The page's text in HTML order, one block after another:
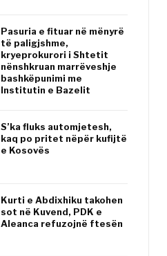
Pasuria e fituar në mënyrë
të paligjshme,
kryeprokurori i Shtetit
nënshkruan marrëveshje
bashkëpunimi me
Institutin e Bazelit
S’ka fluks automjetesh,
kaq po pritet nëpër kufijtë
e Kosovës
Kurti e Abdixhiku takohen
sot në Kuvend, PDK e
Aleanca refuzojnë ftesën